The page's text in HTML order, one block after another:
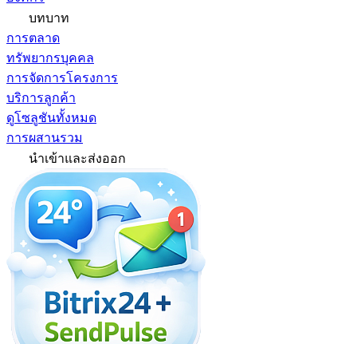
บทบาท
การตลาด
ทรัพยากรบุคคล
การจัดการโครงการ
บริการลูกค้า
ดูโซลูชันทั้งหมด
การผสานรวม
นำเข้าและส่งออก